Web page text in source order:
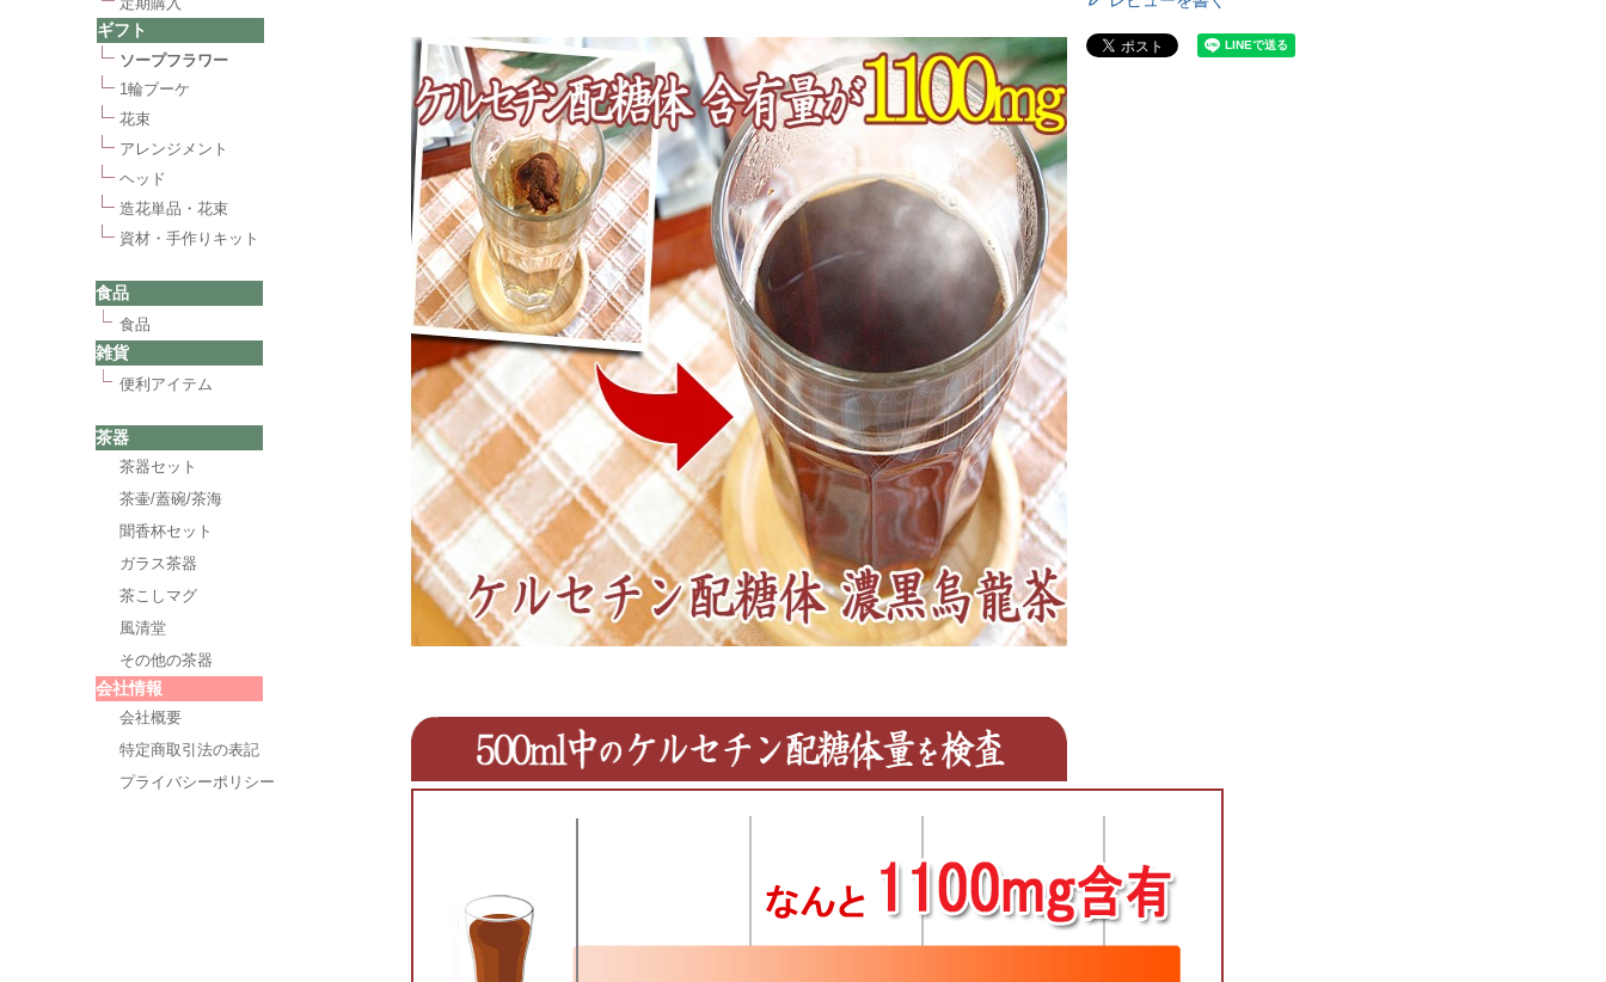
ギフト
ソープフラワー
1輪ブーケ
花束
アレンジメント
ヘッド
造花単品・花束
資材・手作りキット
食品
食品
雑貨
便利アイテム
茶器
茶器セット
茶壷/蓋碗/茶海
聞香杯セット
ガラス茶器
茶こしマグ
風清堂
その他の茶器
会社情報
会社概要
特定商取引法の表記
プライバシーポリシー